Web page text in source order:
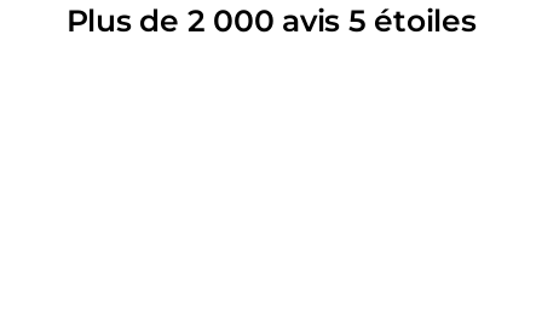
Plus de 2 000 avis 5 étoiles